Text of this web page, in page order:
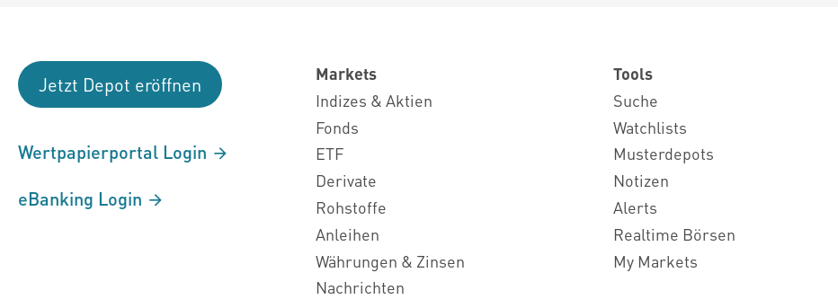
Jetzt Depot eröffnen
Wertpapierportal Login
eBanking Login
Markets
Indizes & Aktien
Fonds
ETF
Derivate
Rohstoffe
Anleihen
Währungen & Zinsen
Nachrichten
Tools
Suche
Watchlists
Musterdepots
Notizen
Alerts
Realtime Börsen
My Markets